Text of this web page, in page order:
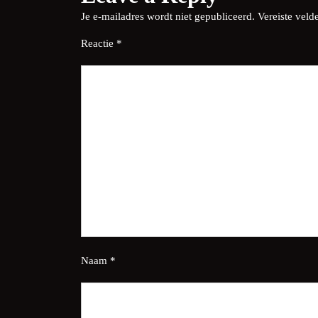
Je e-mailadres wordt niet gepubliceerd. Vereiste
Reactie *
Naam *